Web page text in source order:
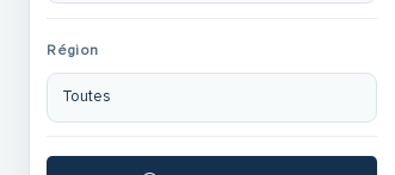
Région